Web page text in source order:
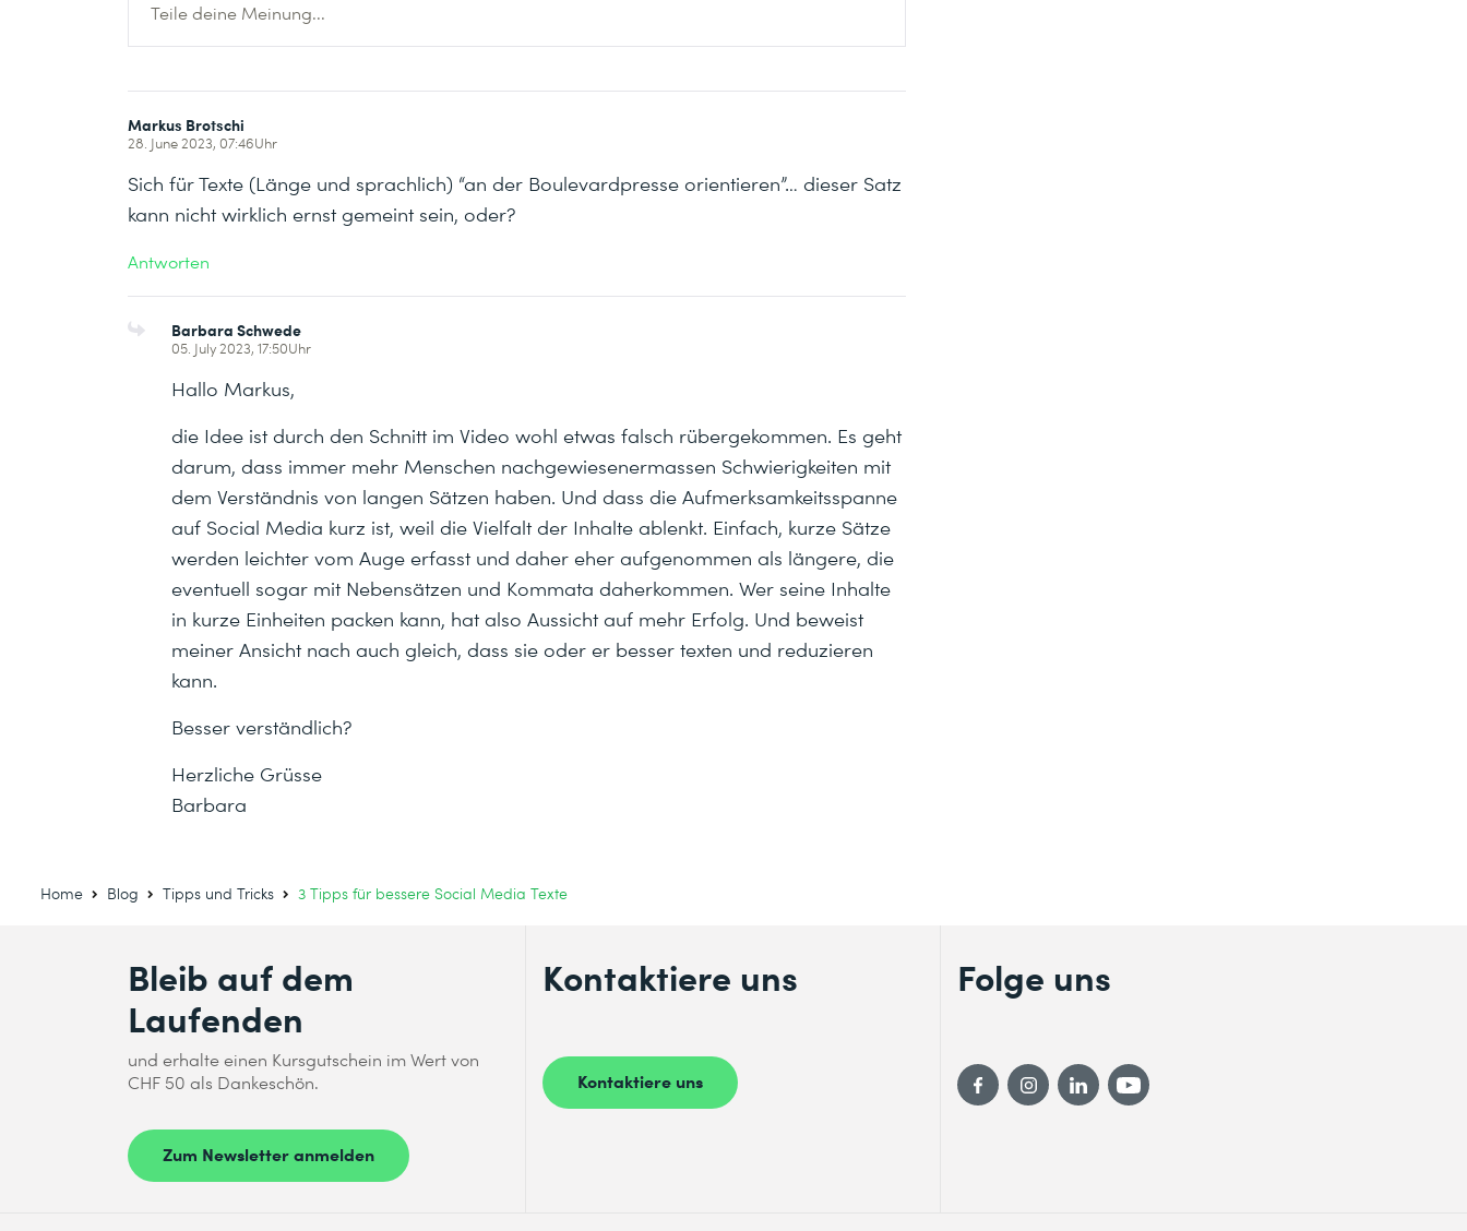
Teile deine Meinung...
Markus Brotschi
28. June 2023, 07:46Uhr
Sich für Texte (Länge und sprachlich) “an der Boulevardpresse orientieren”… dieser Satz
kann nicht wirklich ernst gemeint sein, oder?
Antworten
Barbara Schwede
05. July 2023, 17:50Uhr
Hallo Markus,
die Idee ist durch den Schnitt im Video wohl etwas falsch rübergekommen. Es geht
darum, dass immer mehr Menschen nachgewiesenermassen Schwierigkeiten mit
dem Verständnis von langen Sätzen haben. Und dass die Aufmerksamkeitsspanne
auf Social Media kurz ist, weil die Vielfalt der Inhalte ablenkt. Einfach, kurze Sätze
werden leichter vom Auge erfasst und daher eher aufgenommen als längere, die
eventuell sogar mit Nebensätzen und Kommata daherkommen. Wer seine Inhalte
in kurze Einheiten packen kann, hat also Aussicht auf mehr Erfolg. Und beweist
meiner Ansicht nach auch gleich, dass sie oder er besser texten und reduzieren
kann.
Besser verständlich?
Herzliche Grüsse
Barbara
Home Blog Tipps und Tricks 3 Tipps für bessere Social Media Texte
Bleib auf dem
Laufenden
und erhalte einen Kursgutschein im Wert von
CHF 50 als Dankeschön.
Zum Newsletter anmelden
Kontaktiere uns
Kontaktiere uns
Folge uns